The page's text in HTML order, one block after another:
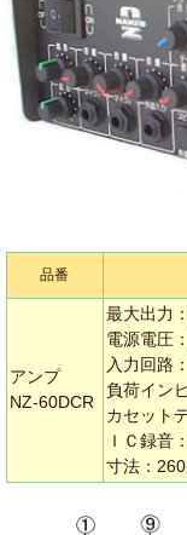
品番
アンプ
NZ-60DCR
最大出力
電源電圧
入力回路
負荷イン
カセット
ＩＣ録音
寸法：